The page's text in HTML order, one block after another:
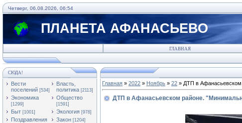
Четверг, 06.08.2026, 06:54
ПЛАНЕТА АФАНАСЬЕВО
ГЛАВНАЯ
СЮДА!
Вести
поселений [534]
Власть,
политика [2113]
Экономика
[1299]
Общество
[1591]
Быт [1001] Экология [978]
Поздравления Закон [1204]
Главная » 2022 » Ноябрь » 22 » ДТП в
ДТП в Афанасьевском районе.